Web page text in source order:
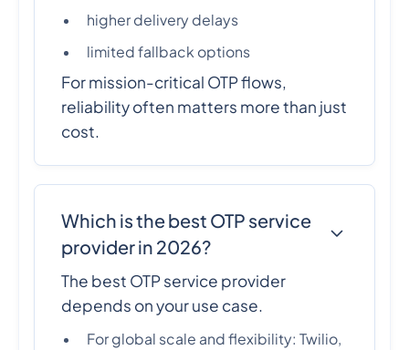
higher delivery delays
limited fallback options
For mission-critical OTP flows,
reliability often matters more than just
cost.
Which is the best OTP service
provider in 2026?
The best OTP service provider
depends on your use case.
For global scale and flexibility: Twilio,